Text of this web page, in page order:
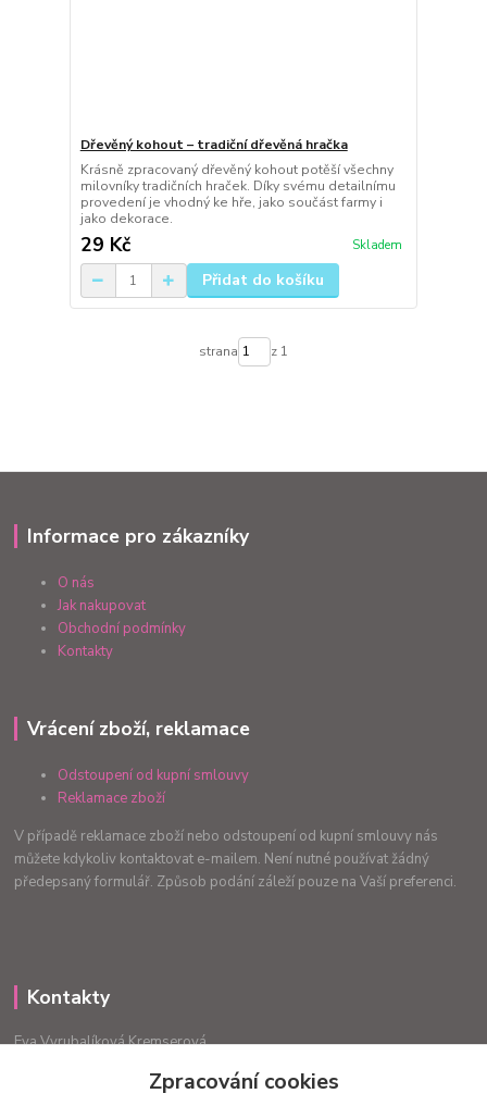
Dřevěný kohout – tradiční dřevěná hračka
Krásně zpracovaný dřevěný kohout potěší všechny
milovníky tradičních hraček. Díky svému detailnímu
provedení je vhodný ke hře, jako součást farmy i
jako dekorace.
29 Kč Skladem
Přidat do košíku
strana z 1
Informace pro zákazníky
O nás
Jak nakupovat
Obchodní podmínky
Kontakty
Vrácení zboží, reklamace
Odstoupení od kupní smlouvy
Reklamace zboží
V případě reklamace zboží nebo odstoupení od kupní smlouvy nás
můžete kdykoliv kontaktovat e-mailem. Není nutné používat žádný
předepsaný formulář. Způsob podání záleží pouze na Vaší preferenci.
Kontakty
Eva Vyrubalíková Kremserová
Zpracování cookies